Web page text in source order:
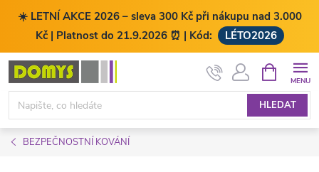
☀️ LETNÍ AKCE 2026 – sleva 300 Kč při nákupu nad 3.000
Kč | Platnost do 21.9.2026 ⏰ | Kód:
LÉTO2026
Přejít
obsah
HLEDAT
NÁKUPNÍ
KOŠÍK
BEZPEČNOSTNÍ KOVÁNÍ